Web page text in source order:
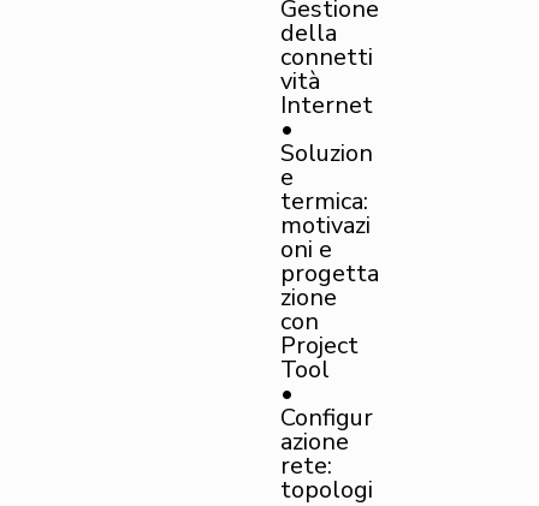
Gestione
della
connetti
vità
Internet
•
Soluzion
e
termica:
motivazi
oni e
progetta
zione
con
Project
Tool
•
Configur
azione
rete:
topologi